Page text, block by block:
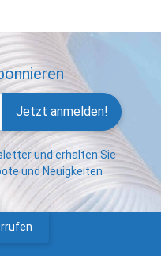
Jetzt anmelden!
und erhalten Sie
und Neuigkeiten